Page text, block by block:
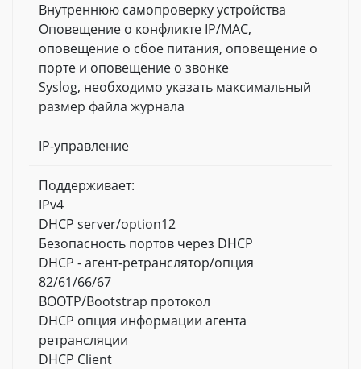
Внутреннюю самопроверку устройства
Оповещение о конфликте IP/MAC,
оповещение о сбое питания, оповещение о
порте и оповещение о звонке
Syslog, необходимо указать максимальный
размер файла журнала
IP-управление
Поддерживает:
IPv4
DHCP server/option12
Безопасность портов через DHCP
DHCP - агент-ретранслятор/опция
82/61/66/67
BOOTP/Bootstrap протокол
DHCP опция информации агента
ретрансляции
DHCP Client